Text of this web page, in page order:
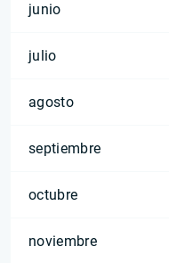
junio
julio
agosto
septiembre
octubre
noviembre